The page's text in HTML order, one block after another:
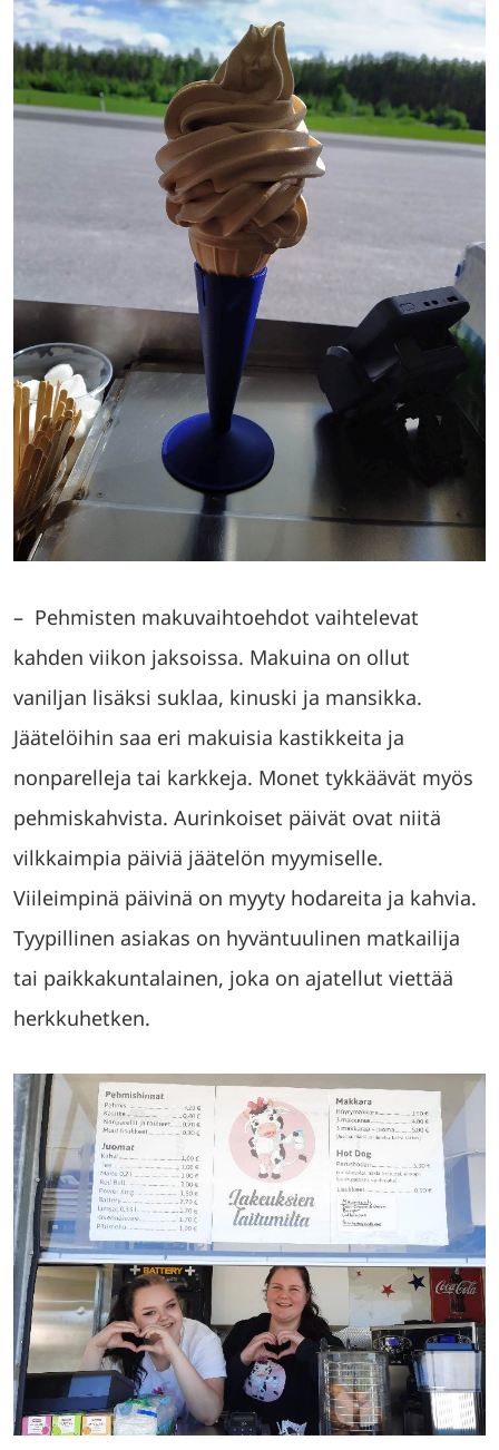
– Pehmisten makuvaihtoehdot vaihtelevat
kahden viikon jaksoissa. Makuina on ollut
vaniljan lisäksi suklaa, kinuski ja mansikka.
Jäätelöihin saa eri makuisia kastikkeita ja
nonparelleja tai karkkeja. Monet tykkäävät myös
pehmiskahvista. Aurinkoiset päivät ovat niitä
vilkkaimpia päiviä jäätelön myymiselle.
Viileimpinä päivinä on myyty hodareita ja kahvia.
Tyypillinen asiakas on hyväntuulinen matkailija
tai paikkakuntalainen, joka on ajatellut viettää
herkkuhetken.